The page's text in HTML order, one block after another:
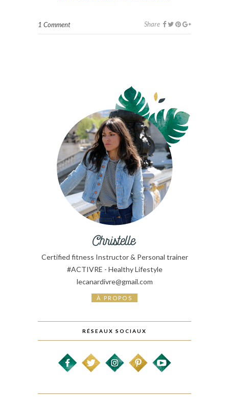
1 Comment Share
Certified fitness Instructor & Personal trainer
#ACTIVRE - Healthy Lifestyle
lecanardivre@gmail.com
À PROPOS
RÉSEAUX SOCIAUX